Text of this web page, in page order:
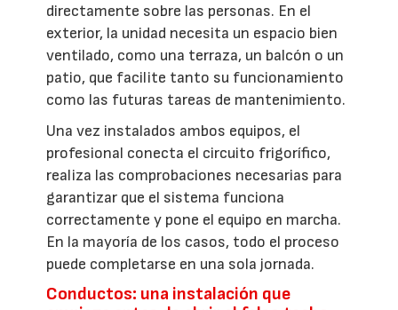
directamente sobre las personas. En el
exterior, la unidad necesita un espacio bien
ventilado, como una terraza, un balcón o un
patio, que facilite tanto su funcionamiento
como las futuras tareas de mantenimiento.
Una vez instalados ambos equipos, el
profesional conecta el circuito frigorífico,
realiza las comprobaciones necesarias para
garantizar que el sistema funciona
correctamente y pone el equipo en marcha.
En la mayoría de los casos, todo el proceso
puede completarse en una sola jornada.
Conductos: una instalación que